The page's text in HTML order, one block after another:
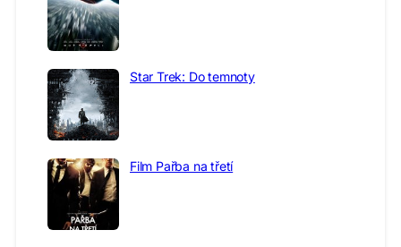
Star Trek: Do temnoty
Film Pařba na třetí